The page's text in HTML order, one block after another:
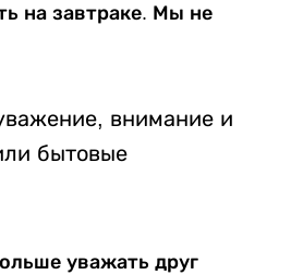
на завтраке. Мы не
внимание и
бытовые
уважать друг